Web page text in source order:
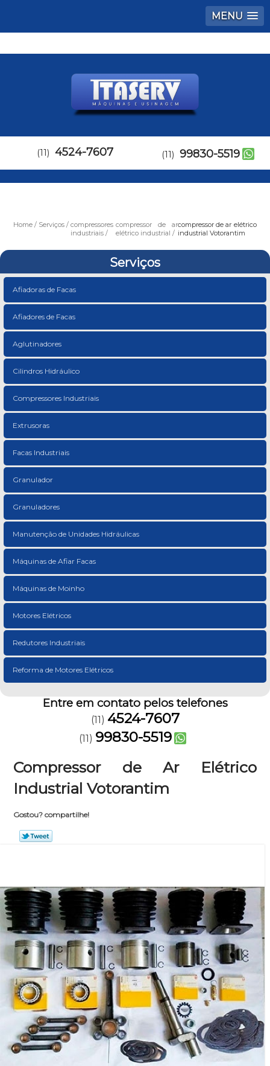
MENU
(11) 4524-7607 (11) 99830-5519
Home Serviços
compressores
industriais
compressor de ar
elétrico industrial
compressor de ar elétrico
industrial Votorantim
Serviços
Afiadoras de Facas
Afiadores de Facas
Aglutinadores
Cilindros Hidráulico
Compressores Industriais
Extrusoras
Facas Industriais
Granulador
Granuladores
Manutenção de Unidades Hidráulicas
Máquinas de Afiar Facas
Máquinas de Moinho
Motores Elétricos
Redutores Industriais
Reforma de Motores Elétricos
Entre em contato pelos telefones
(11) 4524-7607
(11) 99830-5519
Compressor de Ar Elétrico
Industrial Votorantim
Gostou? compartilhe!